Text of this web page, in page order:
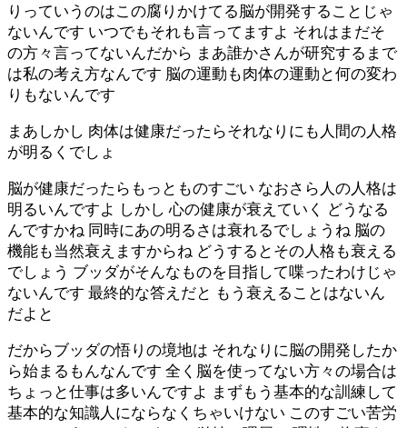
りっていうのはこの腐りかけてる脳が開発することじゃ
ないんです いつでもそれも言ってますよ それはまだそ
の方々言ってないんだから まあ誰かさんが研究するまで
は私の考え方なんです 脳の運動も肉体の運動と何の変わ
りもないんです
まあしかし 肉体は健康だったらそれなりにも人間の人格
が明るくでしょ
脳が健康だったらもっとものすごい なおさら人の人格は
明るいんですよ しかし 心の健康が衰えていく どうなる
んですかね 同時にあの明るさは衰れるでしょうね 脳の
機能も当然衰えますからね どうするとその人格も衰える
でしょう ブッダがそんなものを目指して喋ったわけじゃ
ないんです 最終的な答えだと もう衰えることはないん
だよと
だからブッダの悟りの境地は それなりに脳の開発したか
ら始まるもんなんです 全く脳を使ってない方々の場合は
ちょっと仕事は多いんですよ まずもう基本的な訓練して
基本的な知識人にならなくちゃいけない このすごい苦労